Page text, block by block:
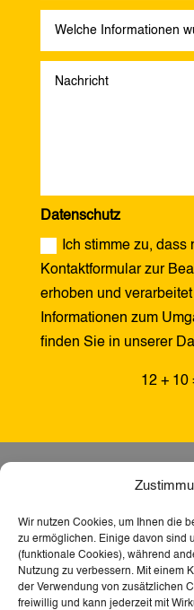
Wir nutzen Cookies, um Ihnen die
zu ermöglichen. Einige davon sind
(funktionale Cookies), während
Nutzung zu verbessern. Mit einem
der Verwendung von zusätzlichen
freiwillig und kann jederzeit mit
Datenschutz
Ich stimme zu, dass
Kontaktformular zur
erhoben und
Informationen zum
finden Sie in unserer
12 + 10